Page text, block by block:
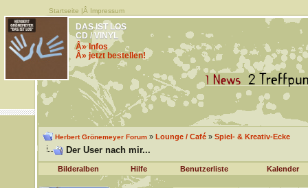
Startseite |Â Impressum
DAS IST LOS
CD / VINYL
Â» Infos
Â» jetzt bestellen!
Herbert Grönemeyer Forum» Lounge / Café» Spiel- & Kreativ-Ecke
Der User nach mir...
Bilderalben Hilfe Benutzerliste Kalender